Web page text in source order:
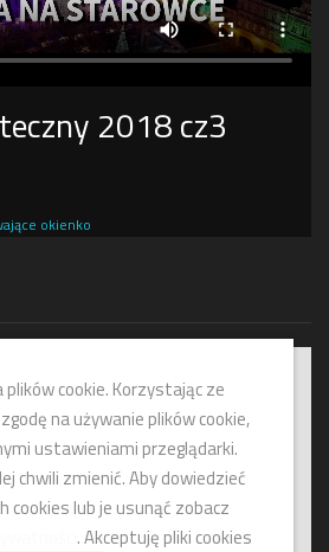
2018 cz3
okienko
cookie. Korzystając ze
na używanie plików cookie,
ustawieniami przeglądarki.
chwili zmienić. Aby dowiedzieć
cookies lub je usunąć zobacz
. Akceptuję pliki cookies